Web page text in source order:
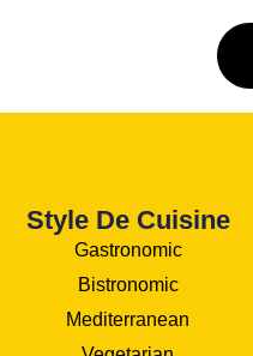
Style De Cuisine
Gastronomic
Bistronomic
Mediterranean